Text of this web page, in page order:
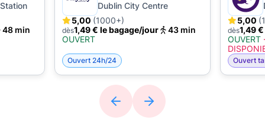
48 min
Dublin City Centre
5,00 (1000+)
dès1,49 € le bagage/jour
43 min
OUVERT
Ouvert 24h/24
5,00
dès1,49
OUVERT
Ouvert